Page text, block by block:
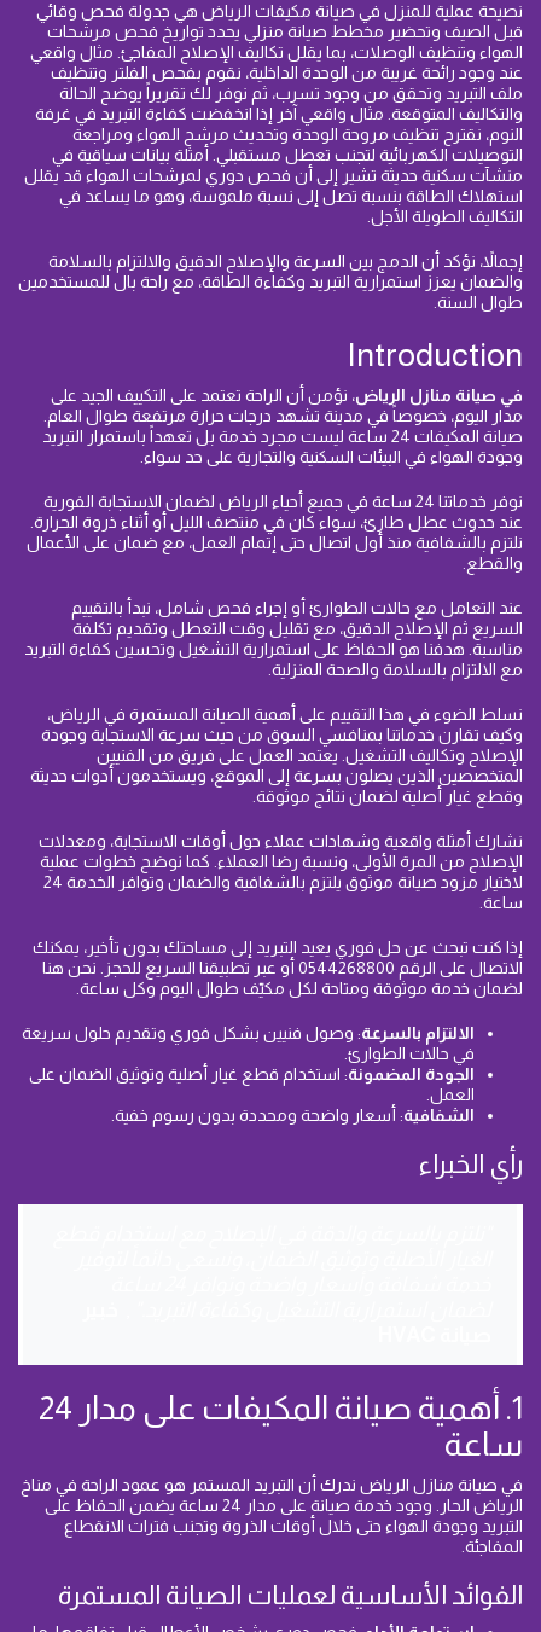
نصيحة عملية للمنزل في صيانة مكيفات الرياض هي جدولة فحص وقائي
قبل الصيف وتحضير مخطط صيانة منزلي يحدد تواريخ فحص مرشحات
الهواء وتنظيف الوصلات، بما يقلل تكاليف الإصلاح المفاجئ. مثال واقعي
عند وجود رائحة غريبة من الوحدة الداخلية، نقوم بفحص الفلتر وتنظيف
ملف التبريد وتحقق من وجود تسرب، ثم نوفر لك تقريراً يوضح الحالة
والتكاليف المتوقعة. مثال واقعي آخر إذا انخفضت كفاءة التبريد في غرفة
النوم، نقترح تنظيف مروحة الوحدة وتحديث مرشح الهواء ومراجعة
التوصيلات الكهربائية لتجنب تعطل مستقبلي. أمثلة بيانات سياقية في
منشآت سكنية حديثة تشير إلى أن فحص دوري لمرشحات الهواء قد يقلل
استهلاك الطاقة بنسبة تصل إلى نسبة ملموسة، وهو ما يساعد في
التكاليف الطويلة الأجل.
إجمالاً، نؤكد أن الدمج بين السرعة والإصلاح الدقيق والالتزام بالسلامة
والضمان يعزز استمرارية التبريد وكفاءة الطاقة، مع راحة بال للمستخدمين
طوال السنة.
Introduction
في صيانة منازل الرياض، نؤمن أن الراحة تعتمد على التكييف الجيد على
مدار اليوم، خصوصاً في مدينة تشهد درجات حرارة مرتفعة طوال العام.
صيانة المكيفات 24 ساعة ليست مجرد خدمة بل تعهداً باستمرار التبريد
وجودة الهواء في البيئات السكنية والتجارية على حد سواء.
نوفر خدماتنا 24 ساعة في جميع أحياء الرياض لضمان الاستجابة الفورية
عند حدوث عطل طارئ، سواء كان في منتصف الليل أو أثناء ذروة الحرارة.
نلتزم بالشفافية منذ أول اتصال حتى إتمام العمل، مع ضمان على الأعمال
والقطع.
عند التعامل مع حالات الطوارئ أو إجراء فحص شامل، نبدأ بالتقييم
السريع ثم الإصلاح الدقيق، مع تقليل وقت التعطل وتقديم تكلفة
مناسبة. هدفنا هو الحفاظ على استمرارية التشغيل وتحسين كفاءة التبريد
مع الالتزام بالسلامة والصحة المنزلية.
نسلط الضوء في هذا التقييم على أهمية الصيانة المستمرة في الرياض،
وكيف تقارن خدماتنا بمنافسي السوق من حيث سرعة الاستجابة وجودة
الإصلاح وتكاليف التشغيل. يعتمد العمل على فريق من الفنيين
المتخصصين الذين يصلون بسرعة إلى الموقع، ويستخدمون أدوات حديثة
وقطع غيار أصلية لضمان نتائج موثوقة.
نشارك أمثلة واقعية وشهادات عملاء حول أوقات الاستجابة، ومعدلات
الإصلاح من المرة الأولى، ونسبة رضا العملاء. كما نوضح خطوات عملية
لاختيار مزود صيانة موثوق يلتزم بالشفافية والضمان وتوافر الخدمة 24
ساعة.
إذا كنت تبحث عن حل فوري يعيد التبريد إلى مساحتك بدون تأخير، يمكنك
الاتصال على الرقم 0544268800 أو عبر تطبيقنا السريع للحجز. نحن هنا
لضمان خدمة موثوقة ومتاحة لكل مكيّف طوال اليوم وكل ساعة.
الالتزام بالسرعة: وصول فنيين بشكل فوري وتقديم حلول سريعة
في حالات الطوارئ.
الجودة المضمونة: استخدام قطع غيار أصلية وتوثيق الضمان على
العمل.
الشفافية: أسعار واضحة ومحددة بدون رسوم خفية.
رأي الخبراء
1. أهمية صيانة المكيفات على مدار 24
ساعة
في صيانة منازل الرياض ندرك أن التبريد المستمر هو عمود الراحة في مناخ
الرياض الحار. وجود خدمة صيانة على مدار 24 ساعة يضمن الحفاظ على
التبريد وجودة الهواء حتى خلال أوقات الذروة وتجنب فترات الانقطاع
المفاجئة.
الفوائد الأساسية لعمليات الصيانة المستمرة